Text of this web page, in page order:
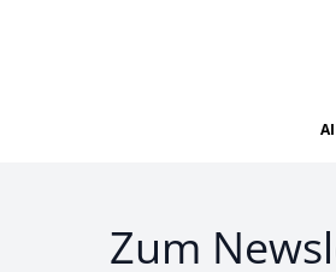
AI
Zum